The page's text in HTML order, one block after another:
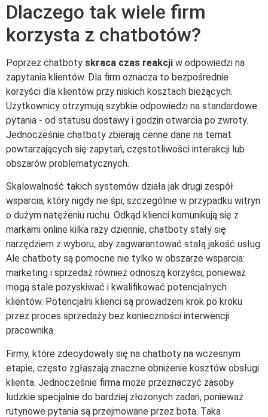
Dlaczego tak wiele firm
korzysta z chatbotów?
Poprzez chatboty skraca czas reakcji w odpowiedzi na
zapytania klientów. Dla firm oznacza to bezpośrednie
korzyści dla klientów przy niskich kosztach bieżących.
Użytkownicy otrzymują szybkie odpowiedzi na standardowe
pytania - od statusu dostawy i godzin otwarcia po zwroty.
Jednocześnie chatboty zbierają cenne dane na temat
powtarzających się zapytań, częstotliwości interakcji lub
obszarów problematycznych.
Skalowalność takich systemów działa jak drugi zespół
wsparcia, który nigdy nie śpi, szczególnie w przypadku witryn
o dużym natężeniu ruchu. Odkąd klienci komunikują się z
markami online kilka razy dziennie, chatboty stały się
narzędziem z wyboru, aby zagwarantować stałą jakość usług.
Ale chatboty są pomocne nie tylko w obszarze wsparcia:
marketing i sprzedaż również odnoszą korzyści, ponieważ
mogą stale pozyskiwać i kwalifikować potencjalnych
klientów. Potencjalni klienci są prowadzeni krok po kroku
przez proces sprzedaży bez konieczności interwencji
pracownika.
Firmy, które zdecydowały się na chatboty na wczesnym
etapie, często zgłaszają znaczne obniżenie kosztów obsługi
klienta. Jednocześnie firma może przeznaczyć zasoby
ludzkie specjalnie do bardziej złożonych zadań, ponieważ
rutynowe pytania są przejmowane przez bota. Taka